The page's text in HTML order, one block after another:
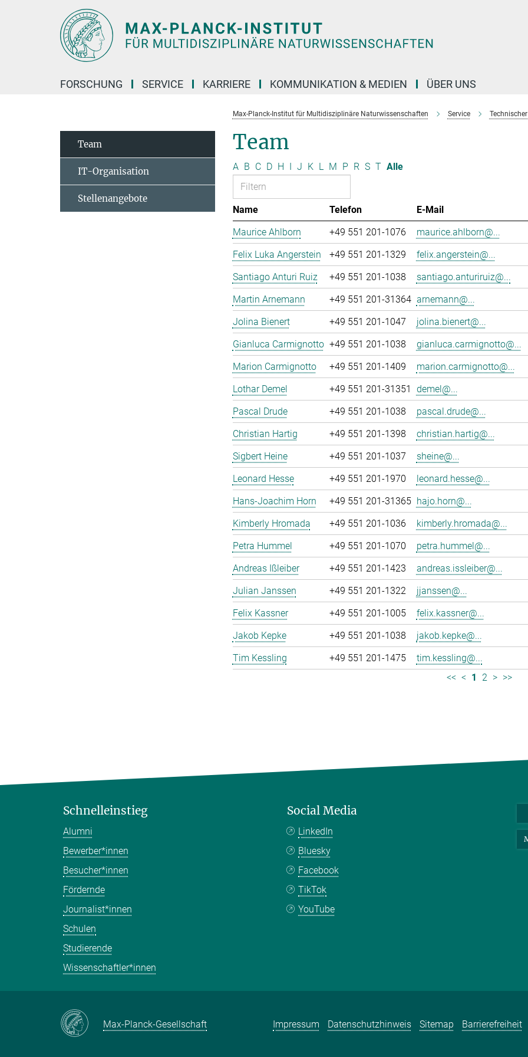
FORSCHUNG SERVICE KARRIERE KOMMUNIKATION & MEDIEN ÜBER UNS
Max-Planck-Institut für Multidisziplinäre Naturwissenschaften Service
Team
A B C D H I J K L M P R S T Alle
Name Telefon
E-Mail
Maurice Ahlborn
+49 551 201-1076
maurice.ahlborn@...
Felix Luka Angerstein
+49 551 201-1329
felix.angerstein@...
Santiago Anturi Ruiz
+49 551 201-1038
santiago.anturiruiz@...
Martin Arnemann
+49 551 201-31364 arnemann@...
Jolina Bienert
+49 551 201-1047
jolina.bienert@...
Gianluca Carmignotto +49 551 201-1038
gianluca.carmignotto@...
Marion Carmignotto
+49 551 201-1409
marion.carmignotto@...
Lothar Demel
+49 551 201-31351
demel@...
Pascal Drude
+49 551 201-1038
pascal.drude@...
Christian Hartig
+49 551 201-1398
christian.hartig@...
Sigbert Heine
+49 551 201-1037
sheine@...
Leonard Hesse
+49 551 201-1970
leonard.hesse@...
Hans-Joachim Horn
+49 551 201-31365 hajo.horn@...
Kimberly Hromada
+49 551 201-1036
kimberly.hromada@...
Petra Hummel
+49 551 201-1070
petra.hummel@...
Andreas Ißleiber
+49 551 201-1423
andreas.issleiber@...
Julian Janssen
+49 551 201-1322
jjanssen@...
Felix Kassner
+49 551 201-1005
felix.kassner@...
Jakob Kepke
+49 551 201-1038
jakob.kepke@...
Tim Kessling
+49 551 201-1475
tim.kessling@...
<< < 1 2 > >>
Team
IT-Organisation
Stellenangebote
Schnelleinstieg
Alumni
Bewerber*innen
Besucher*innen
Fördernde
Journalist*innen
Schulen
Studierende
Wissenschaftler*innen
Social Media
LinkedIn
Bluesky
Facebook
TikTok
YouTube
Max-Planck-Gesellschaft Impressum Datenschutzhinweis Sitemap Barrierefreiheit